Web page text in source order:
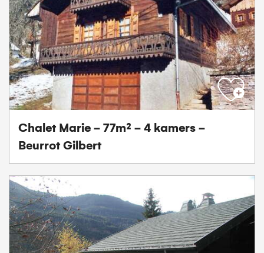
Chalet Marie - 77m² - 4 kamers -
Beurrot Gilbert